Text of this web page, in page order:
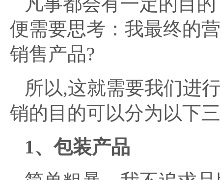
便需要思考：我最终的
销售产品?
所以,这就需要我们进
销的目的可以分为以下
1、包装产品